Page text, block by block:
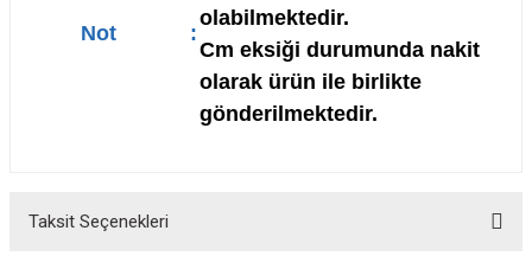
Not :
olabilmektedir.
Cm eksiği durumunda nakit
olarak ürün ile birlikte
gönderilmektedir.
Taksit Seçenekleri